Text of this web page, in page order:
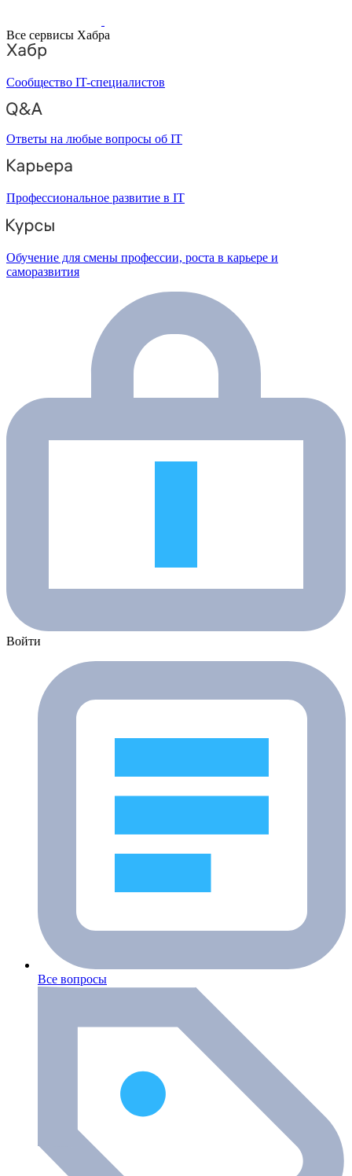
Все сервисы Хабра
Сообщество IT-специалистов
Ответы на любые вопросы об IT
Профессиональное развитие в IT
Обучение для смены профессии, роста в карьере и
саморазвития
Войти
Все вопросы